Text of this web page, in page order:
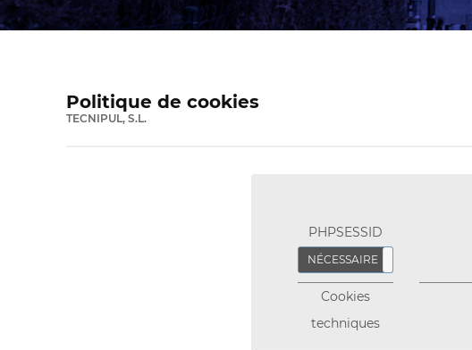
Politique de cookies
TECNIPUL, S.L.
PHPSESSID
NÉCESSAIRE
Cookies
techniques